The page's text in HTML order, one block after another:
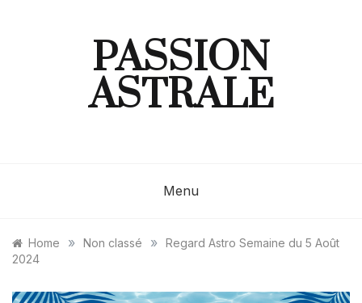
PASSION
ASTRALE
Menu
Home » Non classé »
Regard Astro Semaine du 5 Août
2024